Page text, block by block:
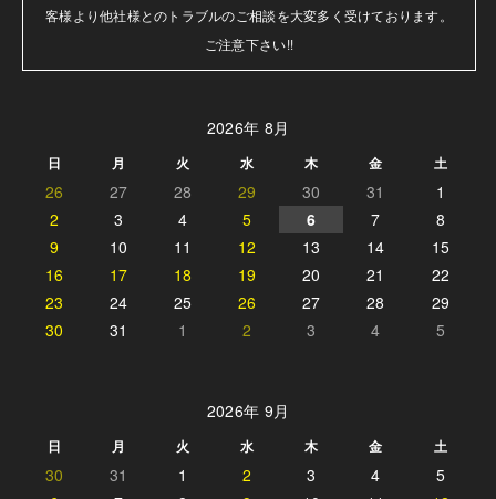
客様より他社様とのトラブルのご相談を大変多く受けております。
ご注意下さい!!
2026年 8月
日 月 火 水 木 金 土
26 27 28 29 30 31
1
2
3 4 5 6 7
8
9
10 11 12 13 14
15
16
17 18 19 20 21
22
23
24 25 26 27 28
29
30
31 1 2 3 4 5
2026年 9月
日 月 火 水 木 金 土
30 31 1 2 3 4
5